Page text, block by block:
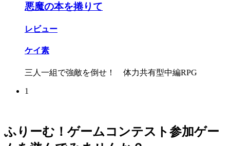
悪魔の本を捲りて
レビュー
ケイ素
三人一組で強敵を倒せ！ 体力共有型中編RPG
1
ふりーむ！ゲームコンテスト参加ゲー